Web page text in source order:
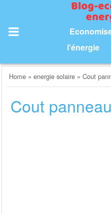
content
l'énergie
Home »energie solaire »Cout
Cout